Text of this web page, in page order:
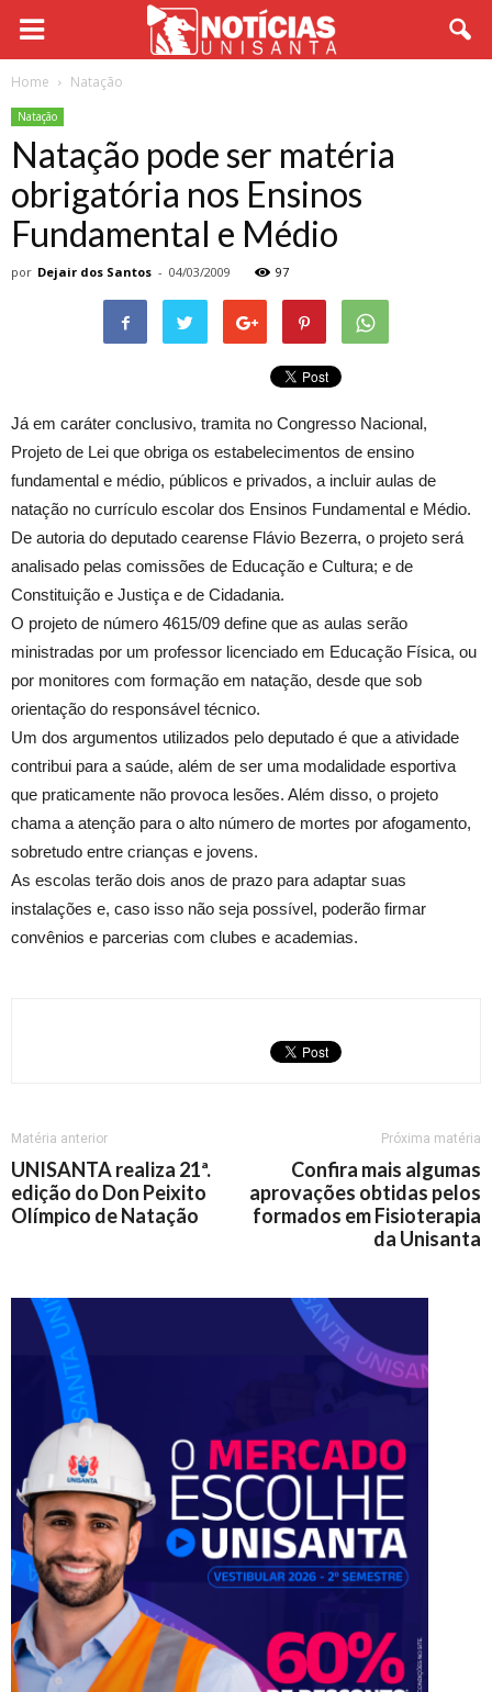
Home Natação
Natação
Natação pode ser matéria
obrigatória nos Ensinos
Fundamental e Médio
por Dejair dos Santos - 04/03/2009 97
Já em caráter conclusivo, tramita no Congresso Nacional,
Projeto de Lei que obriga os estabelecimentos de ensino
fundamental e médio, públicos e privados, a incluir aulas de
natação no currículo escolar dos Ensinos Fundamental e Médio.
De autoria do deputado cearense Flávio Bezerra, o projeto será
analisado pelas comissões de Educação e Cultura; e de
Constituição e Justiça e de Cidadania.
O projeto de número 4615/09 define que as aulas serão
ministradas por um professor licenciado em Educação Física, ou
por monitores com formação em natação, desde que sob
orientação do responsável técnico.
Um dos argumentos utilizados pelo deputado é que a atividade
contribui para a saúde, além de ser uma modalidade esportiva
que praticamente não provoca lesões. Além disso, o projeto
chama a atenção para o alto número de mortes por afogamento,
sobretudo entre crianças e jovens.
As escolas terão dois anos de prazo para adaptar suas
instalações e, caso isso não seja possível, poderão firmar
convênios e parcerias com clubes e academias.
Matéria anterior
UNISANTA realiza 21ª.
edição do Don Peixito
Olímpico de Natação
Próxima matéria
Confira mais algumas
aprovações obtidas pelos
formados em Fisioterapia
da Unisanta